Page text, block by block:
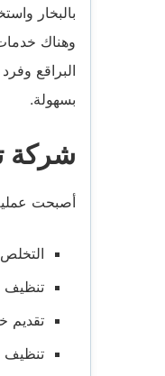
بالبخار
وهناك
البراقع
بسهولة.
شركة
أصبحت
تنظيف
تقديم
تنظيف